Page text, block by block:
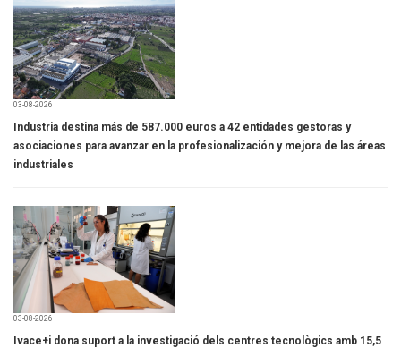
03-08-2026
Industria destina más de 587.000 euros a 42 entidades gestoras y
asociaciones para avanzar en la profesionalización y mejora de las áreas
industriales
03-08-2026
Ivace+i dona suport a la investigació dels centres tecnològics amb 15,5